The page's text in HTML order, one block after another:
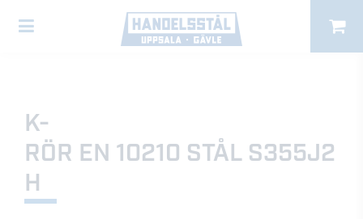
K-
RÖR EN 10210 STÅL S355J2
H